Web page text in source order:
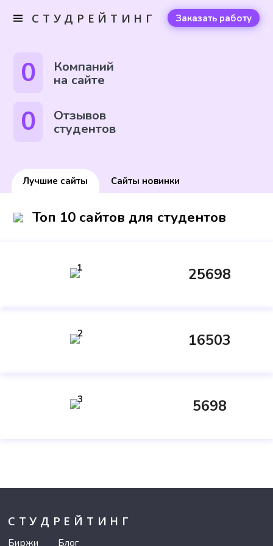
СТУДРЕЙТИНГ Заказать работу
0 Компаний
на сайте
0 Отзывов
студентов
Лучшие сайты Сайты новинки
Топ 10 сайтов для студентов
1 25698
2 16503
3 5698
СТУДРЕЙТИНГ
Биржи Блог